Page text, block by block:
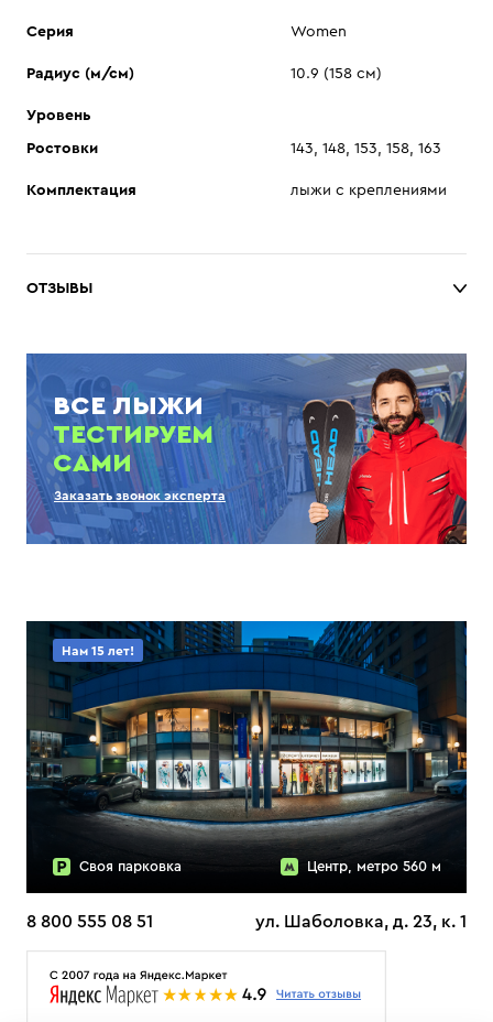
Серия Women
Радиус (м/см) 10.9 (158 см)
Уровень
Ростовки 143, 148, 153, 158, 163
Комплектация лыжи с креплениями
ОТЗЫВЫ
ВСЕ ЛЫЖИ
ТЕСТИРУЕМ
САМИ
Заказать звонок эксперта
Нам 15 лет!
Своя парковка Центр, метро 560 м
8 800 555 08 51 ул. Шаболовка, д. 23, к. 1